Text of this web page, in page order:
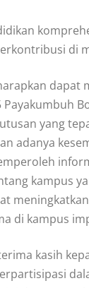
di
dapat
yang
adanya
kampus
di kampus
kasih